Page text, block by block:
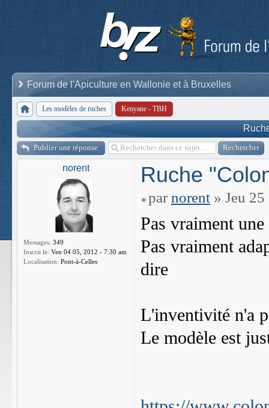
Forum de l'Apiculture en Wallonie et à Bruxelles
Les modèles de ruches Kenyane - TBH
Publier une réponse
norent
Messages: 349
Inscrit le: Ven 04 05, 2012 - 7:30 am
Localisation: Pont-à-Celles
Ruche
par norent » Jeu
Pas vraiment
Pas vraiment
dire
L'inventivité n'a
Le modèle est